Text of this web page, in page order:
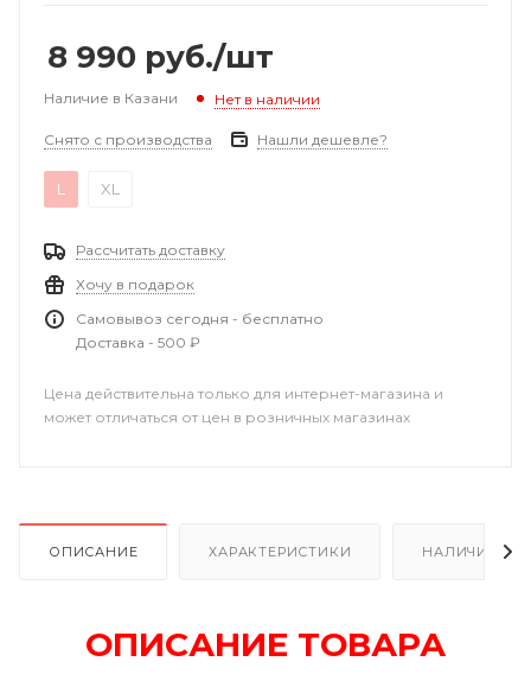
8 990 руб./шт
Наличие в Казани Нет в наличии
Снято с производства Нашли дешевле?
L XL
Рассчитать доставку
Хочу в подарок
Самовывоз сегодня - бесплатно
Доставка - 500 ₽
Цена действительна только для интернет-магазина и
может отличаться от цен в розничных магазинах
ОПИСАНИЕ ХАРАКТЕРИСТИКИ НАЛИЧИЕ В
ОПИСАНИЕ ТОВАРА